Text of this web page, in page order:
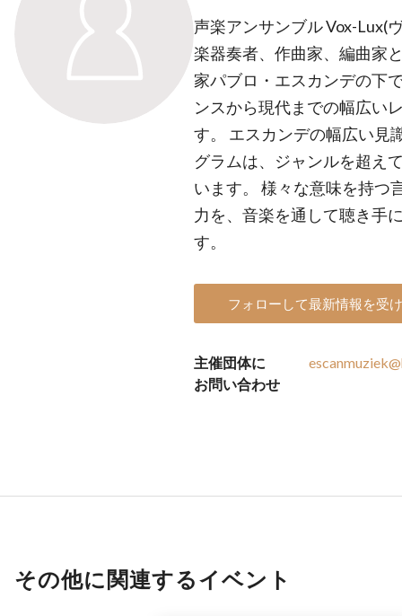
声楽アンサンブル Vox-Lux(
楽器奏者、作曲家、編曲家
家パブロ・エスカンデの下
ンスから現代までの幅広い
す。 エスカンデの幅広い見
グラムは、ジャンルを超え
います。 様々な意味を持つ
力を、音楽を通して聴き手
す。
フォローして最新情報を受
主催団体に
お問い合わせ
その他に関連するイベント